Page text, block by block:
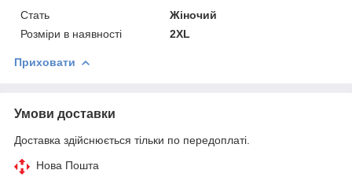
Cтать
Жіночий
Розміри в наявності
2XL
Приховати
Умови доставки
Доставка здійснюється тільки по передоплаті.
Нова Пошта